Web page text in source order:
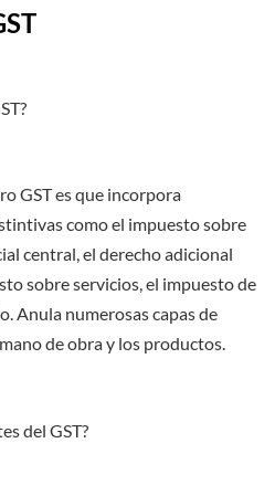
GST es que incorpora
como el impuesto sobre
central, el derecho adicional
sobre servicios, el impuesto de
Anula numerosas capas de
de obra y los productos.
del GST?